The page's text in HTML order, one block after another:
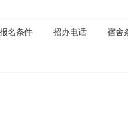
报名条件 招办电话 宿舍